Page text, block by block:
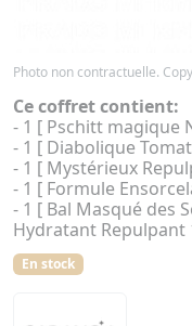
Photo non contractuelle.
Ce coffret contient:
- 1 [ Pschitt magique
- 1 [ Diabolique
- 1 [ Mystérieux
- 1 [ Formule
- 1 [ Bal Masqué des
Hydratant Repulpant
En stock